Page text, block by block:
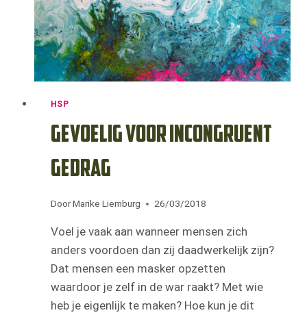
HSP
Gevoelig voor incongruent
gedrag
Door Marike Liemburg 26/03/2018
Voel je vaak aan wanneer mensen zich
anders voordoen dan zij daadwerkelijk zijn?
Dat mensen een masker opzetten
waardoor je zelf in de war raakt? Met wie
heb je eigenlijk te maken? Hoe kun je dit